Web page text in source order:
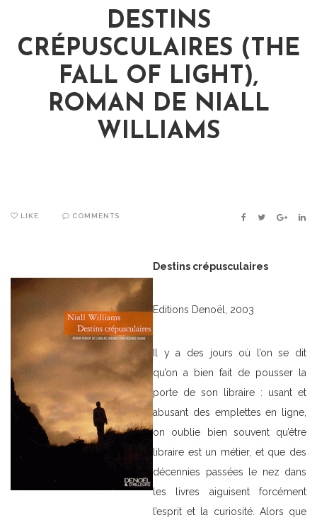
DESTINS
CRÉPUSCULAIRES (THE
FALL OF LIGHT),
ROMAN DE NIALL
WILLIAMS
LIKE COMMENTS FACEBOOK
TWITTER
Destins crépusculaires
Editions Denoël, 2003
Il y a des jours où l’on se dit
qu’on a bien fait de pousser la
porte de son libraire : usant et
abusant des emplettes en ligne,
on oublie bien souvent qu’être
libraire est un métier, et que des
décennies passées le nez dans
les livres aiguisent forcément
l’esprit et la curiosité. Alors que